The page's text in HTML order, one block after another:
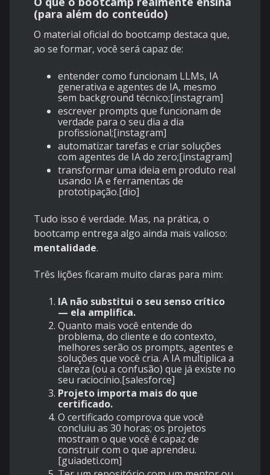
(para além do conteúdo)
O material oficial do bootcamp destaca que,
ao se formar, você será capaz de:
entender como funcionam LLMs, IA
generativa e agentes de IA, mesmo
sem background técnico;[instagram]
escrever prompts que funcionam de
verdade para o seu dia a dia
profissional;[instagram]
automatizar tarefas e criar soluções
com agentes de IA do zero;[instagram]
transformar uma ideia em produto real
usando IA e ferramentas de
prototipação.[dio]
Tudo isso é verdade. Mas, na prática, o
bootcamp entrega algo ainda mais valioso:
mentalidade.
Três lições ficaram muito claras para mim:
IA não substitui o seu senso crítico
— ela amplifica.
Quanto mais você entende do
problema, do cliente e do contexto,
melhores serão os prompts, agentes e
soluções que você cria. A IA multiplica a
clareza (ou a confusão) que já existe no
seu raciocínio.[salesforce]
Projeto importa mais do que
certificado.
O certificado comprova que você
concluiu as 30 horas; os projetos
mostram o que você é capaz de
construir com o que aprendeu.
[guiadeti.com]